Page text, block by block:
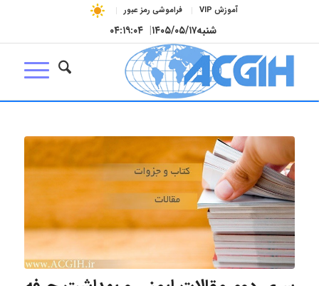
آموزش VIP فراموشی رمز عبور
شنبه۱۴۰۵/۰۵/۱۷| ۰۴:۱۹:۰۴